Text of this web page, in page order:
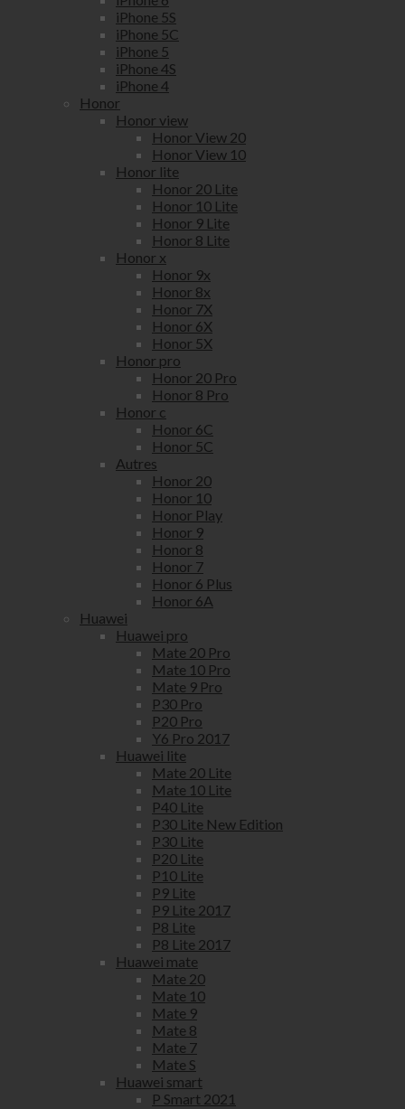
iPhone 5S
iPhone 5C
iPhone 5
iPhone 4S
iPhone 4
Honor
Honor view
Honor View 20
Honor View 10
Honor lite
Honor 20 Lite
Honor 10 Lite
Honor 9 Lite
Honor 8 Lite
Honor x
Honor 9x
Honor 8x
Honor 7X
Honor 6X
Honor 5X
Honor pro
Honor 20 Pro
Honor 8 Pro
Honor c
Honor 6C
Honor 5C
Autres
Honor 20
Honor 10
Honor Play
Honor 9
Honor 8
Honor 7
Honor 6 Plus
Honor 6A
Huawei
Huawei pro
Mate 20 Pro
Mate 10 Pro
Mate 9 Pro
P30 Pro
P20 Pro
Y6 Pro 2017
Huawei lite
Mate 20 Lite
Mate 10 Lite
P40 Lite
P30 Lite New Edition
P30 Lite
P20 Lite
P10 Lite
P9 Lite
P9 Lite 2017
P8 Lite
P8 Lite 2017
Huawei mate
Mate 20
Mate 10
Mate 9
Mate 8
Mate 7
Mate S
Huawei smart
P Smart 2021